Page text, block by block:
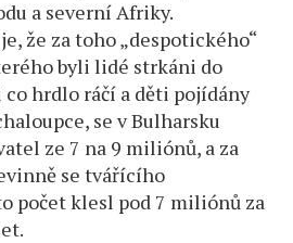
a severní Afriky.
že za toho „despotického“
byli lidé strkáni do
hrdlo ráčí a děti pojídány
se v Bulharsku
ze 7 na 9 miliónů, a za
se tvářícího
počet klesl pod 7 miliónů za